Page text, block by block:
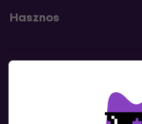
Hasznos
Lépj